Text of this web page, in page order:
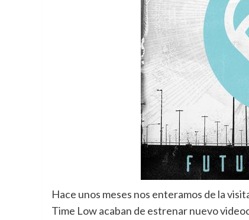
Hace unos meses nos enteramos de la
Time Low acaban de estrenar nuevo